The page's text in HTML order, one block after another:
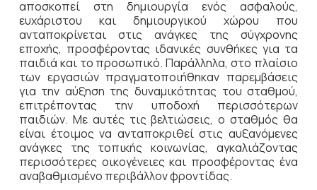
αποσκοπεί στη δημιουργία ενός ασφαλούς,
ευχάριστου και δημιουργικού χώρου που
ανταποκρίνεται στις ανάγκες της σύγχρονης
εποχής, προσφέροντας ιδανικές συνθήκες για τα
παιδιά και το προσωπικό. Παράλληλα, στο πλαίσιο
των εργασιών πραγματοποιήθηκαν παρεμβάσεις
για την αύξηση της δυναμικότητας του σταθμού,
επιτρέποντας την υποδοχή περισσότερων
παιδιών. Με αυτές τις βελτιώσεις, ο σταθμός θα
είναι έτοιμος να ανταποκριθεί στις αυξανόμενες
ανάγκες της τοπικής κοινωνίας, αγκαλιάζοντας
περισσότερες οικογένειες και προσφέροντας ένα
αναβαθμισμένο περιβάλλον φροντίδας.